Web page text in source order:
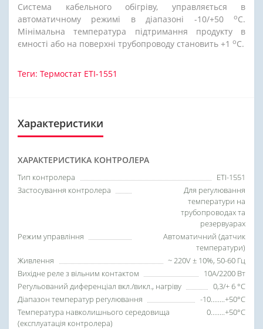
Система кабельного обігріву, управляється в
автоматичному режимі в діапазоні -10/+50
оС.
Мінімальна температура підтримання продукту в
ємності або на поверхні трубопроводу становить +1 оС.
Теги: Термостат ETI-1551
Характеристики
ХАРАКТЕРИСТИКА КОНТРОЛЕРА
Тип контролера
ETI-1551
Застосування контролера
Для регулювання
температури на
трубопроводах та
резервуарах
Режим управління
Автоматичний (датчик
температури)
Живлення
~ 220V ± 10%, 50-60 Гц
Вихідне реле з вільним контактом
10А/2200 Вт
Регульований диференціал вкл./викл., нагріву
0,3/+ 6 °С
Діапазон температур регулювання
-10........+50°C
Температура навколишнього середовища
(експлуатація контролера)
0........+50°С